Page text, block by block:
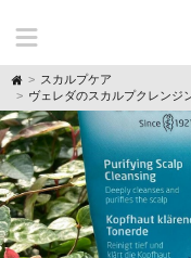
H
o
m
e
スカルプケア
ヴェレダのスカルプクレンジ